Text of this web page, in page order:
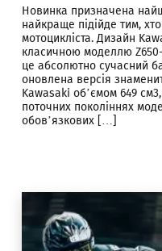
Новинка призначена
найкраще підійде тим,
мотоцикліста. Дизайн
класичною моделлю Z650-
це абсолютно сучасний
оновлена версія
Kawasaki об’ємом 649
поточних поколіннях
обов’язкових […]